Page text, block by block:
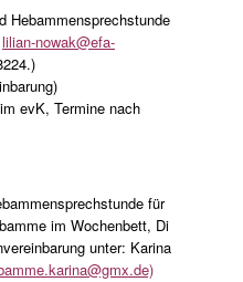
Hebammensprechstunde
lilian-nowak@efa-
evK, Termine nach
für
im Wochenbett, Di
unter: Karina